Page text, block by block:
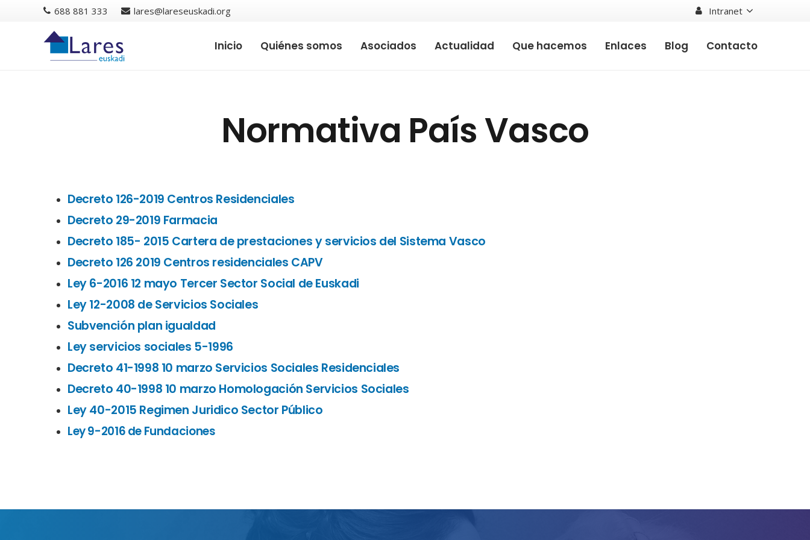
688 881 333 lares@lareseuskadi.org Intranet
Inicio Quiénes somos Asociados Actualidad Que hacemos Enlaces Blog Contacto
Normativa País Vasco
Decreto 126-2019 Centros Residenciales
Decreto 29-2019 Farmacia
Decreto 185- 2015 Cartera de prestaciones y servicios del Sistema Vasco
Decreto 126 2019 Centros residenciales CAPV
Ley 6-2016 12 mayo Tercer Sector Social de Euskadi
Ley 12-2008 de Servicios Sociales
Subvención plan igualdad
Ley servicios sociales 5-1996
Decreto 41-1998 10 marzo Servicios Sociales Residenciales
Decreto 40-1998 10 marzo Homologación Servicios Sociales
Ley 40-2015 Regimen Juridico Sector Público
Ley 9-2016 de Fundaciones